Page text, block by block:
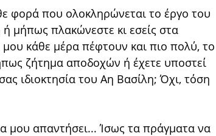
φορά που ολοκληρώνεται το έργο του
ή μήπως πλακώνεστε κι εσείς στα
κάθε μέρα πέφτουν και πιο πολύ, το
ζήτημα αποδοχών ή έχετε υποστεί
ιδιοκτησία του Αη Βασίλη; Όχι, τόση
μου απαντήσει... Ίσως τα πράγματα να